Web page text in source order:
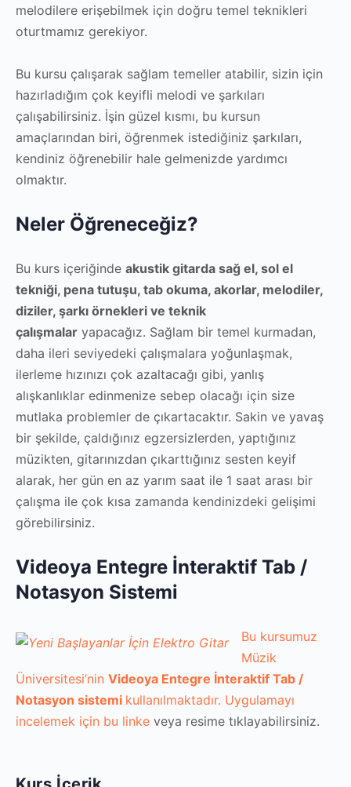
melodilere erişebilmek için doğru temel teknikleri
oturtmamız gerekiyor.
Bu kursu çalışarak sağlam temeller atabilir, sizin için
hazırladığım çok keyifli melodi ve şarkıları
çalışabilirsiniz. İşin güzel kısmı, bu kursun
amaçlarından biri, öğrenmek istediğiniz şarkıları,
kendiniz öğrenebilir hale gelmenizde yardımcı
olmaktır.
Neler Öğreneceğiz?
Bu kurs içeriğinde akustik gitarda sağ el, sol el
tekniği, pena tutuşu, tab okuma, akorlar, melodiler,
diziler, şarkı örnekleri ve teknik
çalışmalar yapacağız. Sağlam bir temel kurmadan,
daha ileri seviyedeki çalışmalara yoğunlaşmak,
ilerleme hızınızı çok azaltacağı gibi, yanlış
alışkanlıklar edinmenize sebep olacağı için size
mutlaka problemler de çıkartacaktır. Sakin ve yavaş
bir şekilde, çaldığınız egzersizlerden, yaptığınız
müzikten, gitarınızdan çıkarttığınız sesten keyif
alarak, her gün en az yarım saat ile 1 saat arası bir
çalışma ile çok kısa zamanda kendinizdeki gelişimi
görebilirsiniz.
Videoya Entegre İnteraktif Tab /
Notasyon Sistemi
Bu kursumuz
Müzik
Üniversitesi’nin Videoya Entegre İnteraktif Tab /
Notasyon sistemi kullanılmaktadır. Uygulamayı
incelemek için bu linke veya resime tıklayabilirsiniz.